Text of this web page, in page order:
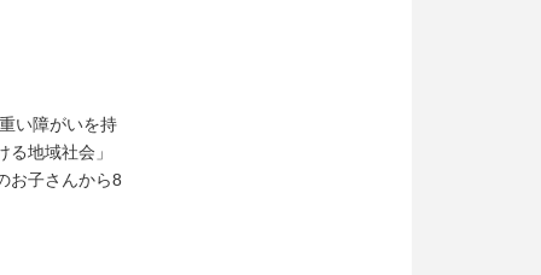
い障がいを持
地域社会」
お子さんから8